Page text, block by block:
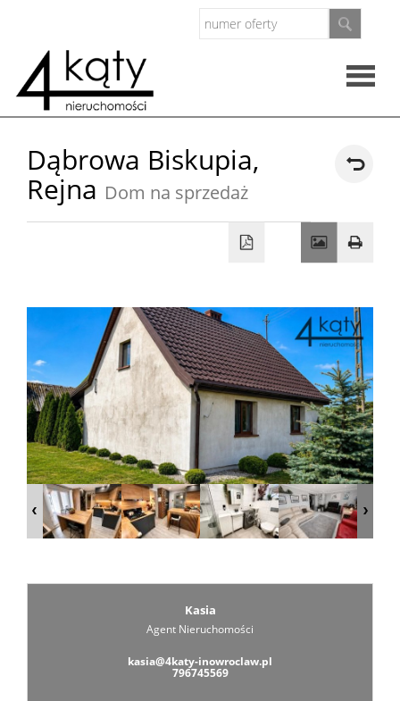
O
firmie
Dąbrowa Biskupia,
Rejna Dom na sprzedaż
Kasia
Agent Nieruchomości
kasia@4katy-inowroclaw.pl
796745569